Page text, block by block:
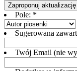
Zaproponuj aktualizację
Pole: *
Sugerowana
Twój Email (nie